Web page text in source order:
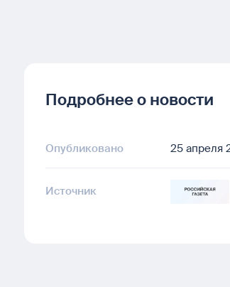
Подробнее о новости
Опубликовано 25 апреля
Источник